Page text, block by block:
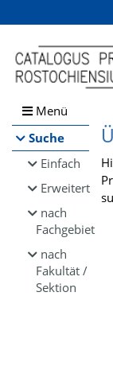
Browsen
direkt zum Inhalt
Menü
Suche
Einfach
Erweitert
nach
Fachgebiet
nach
Fakultät /
Sektion